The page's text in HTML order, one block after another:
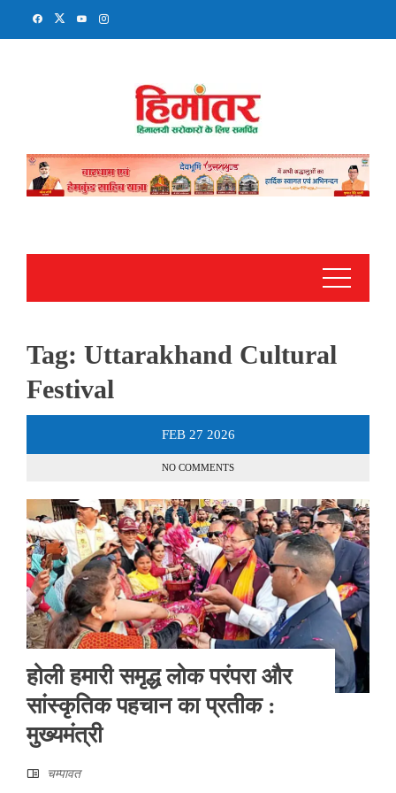
Tag: Uttarakhand Cultural
Festival
FEB 27 2026
NO COMMENTS
होली हमारी समृद्ध लोक परंपरा और
सांस्कृतिक पहचान का प्रतीक :
मुख्यमंत्री
चम्‍पावत